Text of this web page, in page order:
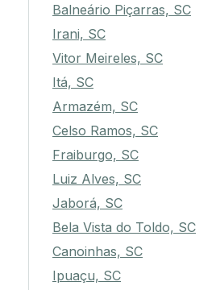
Balneário Piçarras, SC
Irani, SC
Vitor Meireles, SC
Itá, SC
Armazém, SC
Celso Ramos, SC
Fraiburgo, SC
Luiz Alves, SC
Jaborá, SC
Bela Vista do Toldo, SC
Canoinhas, SC
Ipuaçu, SC